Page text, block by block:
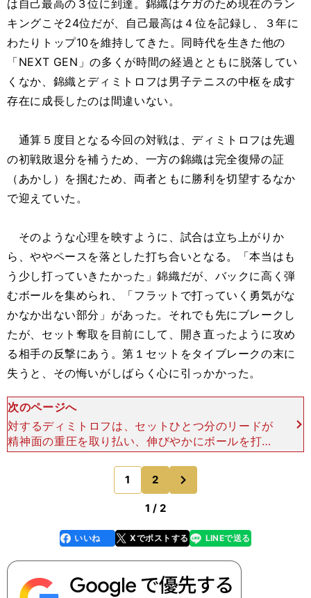
は自己最高の３位に到達。錦織はケガのため現在のラン
キングこそ24位だが、自己最高は４位を記録し、３年に
わたりトップ10を維持してきた。同時代を生きた他の
「NEXT GEN」の多くが時間の経過とともに脱落してい
くなか、錦織とディミトロフは男子テニスの中枢を成す
存在に成長したのは間違いない。
通算５度目となる今回の対戦は、ディミトロフは先週
の初戦敗退分を補うため、一方の錦織は完全復帰の証
（あかし）を掴むため、両者ともに勝利を切望するなか
で迎えていた。
そのような心理を映すように、試合は立ち上がりか
ら、ややペースを落とした打ち合いとなる。「本当はも
う少し打っていきたかった」錦織だが、バックに高く弾
むボールを集められ、「フラットで打っていく勇気がな
かなか出ない部分」があった。それでも先にブレークし
たが、セット奪取を目前にして、開き直ったように攻め
る相手の反撃にあう。第１セットをタイブレークの末に
失うと、その悔いがしばらく心に引っかかった。
次のページへ
対するディミトロフは、セットひとつ分のリードが
精神面の重圧を取り払い、伸びやかにボールを打て
るようになっていく。第２セットの第６ゲームを４
連続エースでキープしたディミトロフが続くゲーム
をブレークした時
1 2
1 / 2
faceboo
k
いいね Xでポストする
line LINEで送る